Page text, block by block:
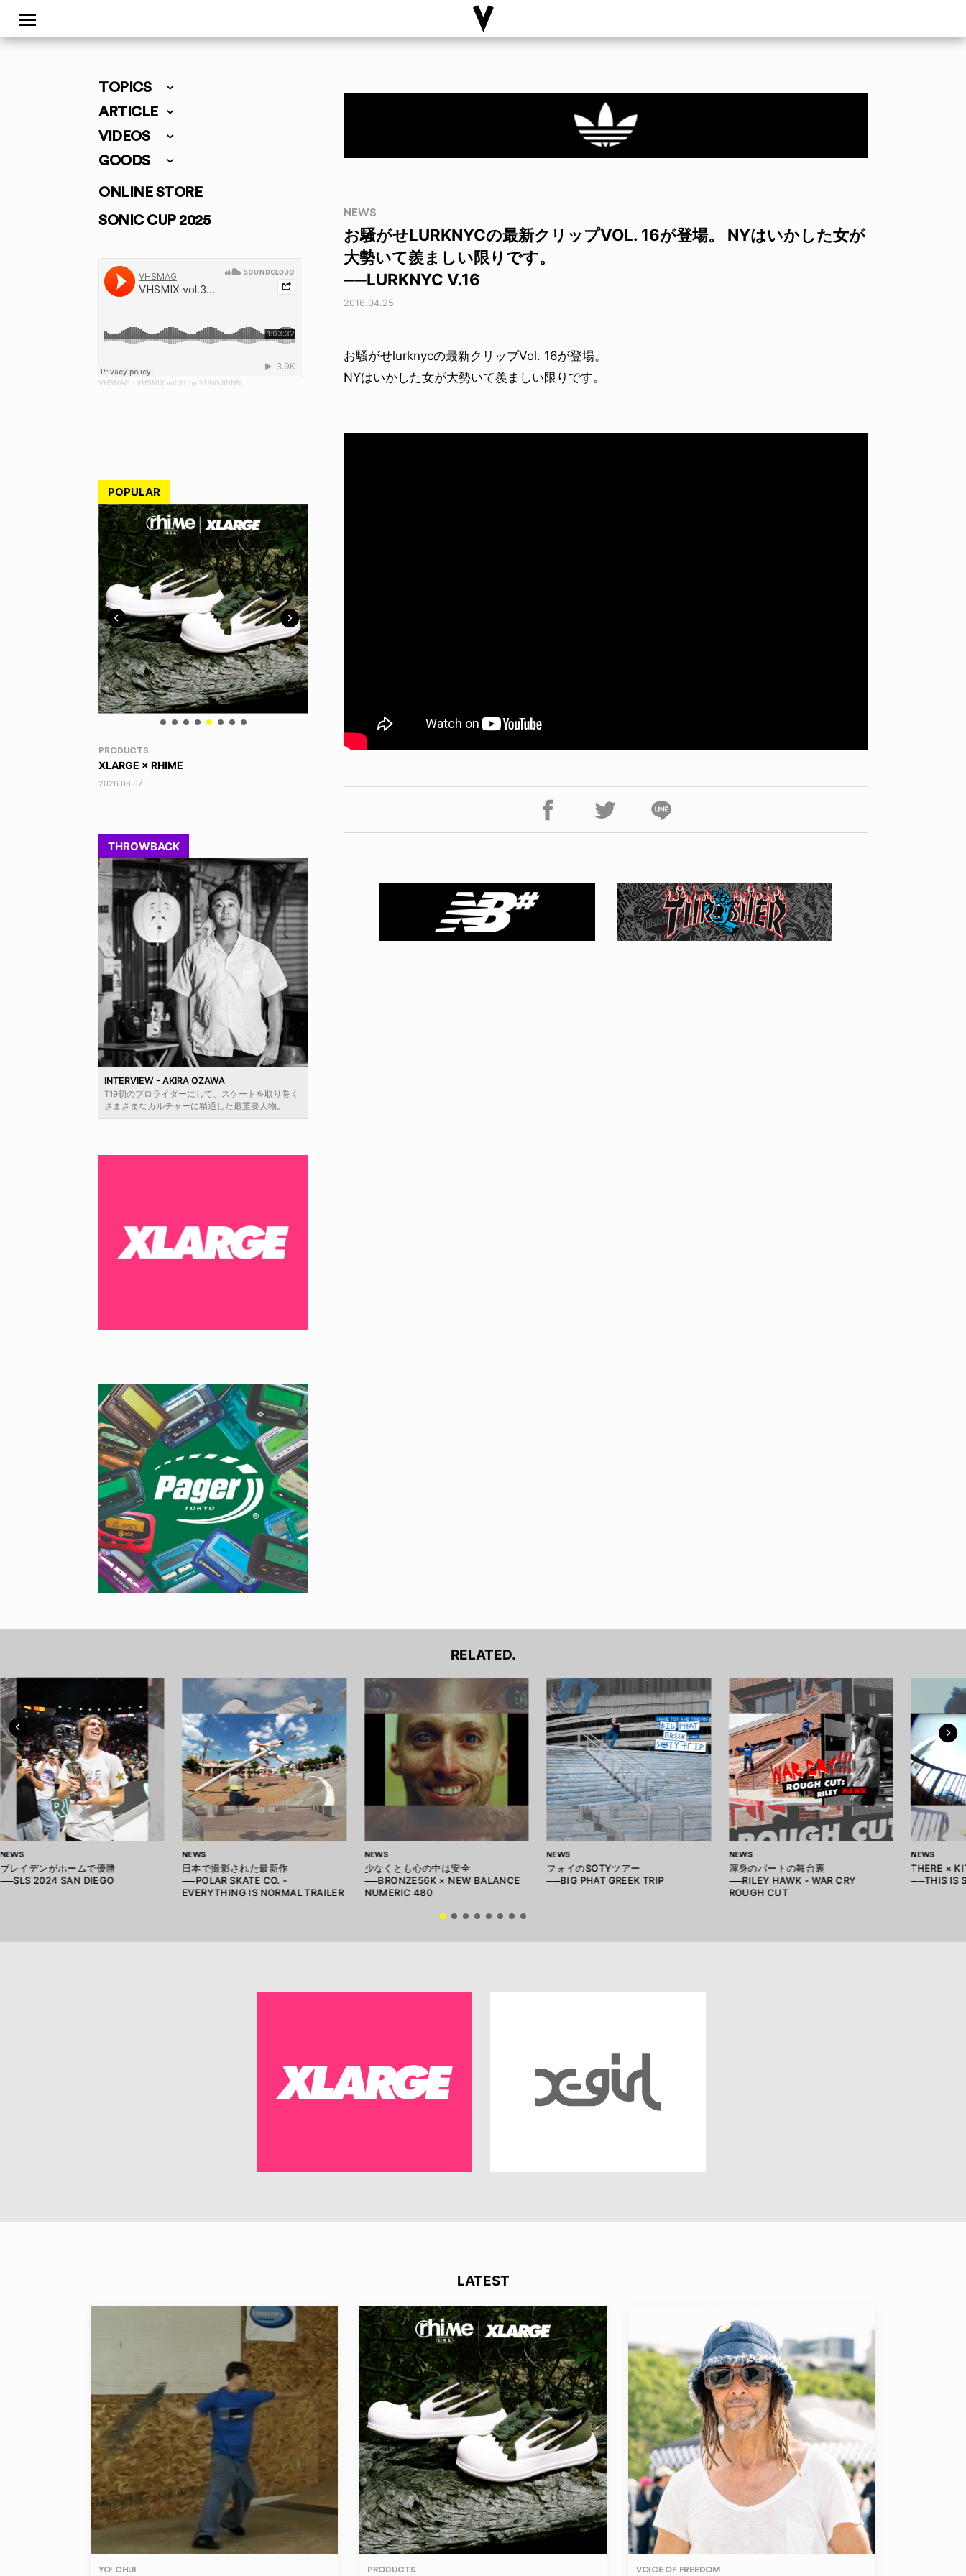
TOPICS
ARTICLE
VIDEOS
GOODS
ONLINE STORE
SONIC CUP 2025
VHSMAG · VHSMIX vol.31 by YUNGJINNN
POPULAR
RANDOM
DINOSAUR JR.
2026.08.06
VOICE OF FREEDOM VOICE OF FREEDOM
2021.09.02
ID
2026.08.05
THROWBACK
INTERVIEW - AKIRA OZAWA
T19初のプロライダーにして、スケートを取り巻く
さまざまなカルチャーに精通した最重要人物。
NEWS
お騒がせLURKNYCの最新クリップVOL. 16が登場。 NYはいかした女が
大勢いて羨ましい限りです。
──LURKNYC V.16
2016.04.25
お騒がせlurknycの最新クリップVol. 16が登場。
NYはいかした女が大勢いて羨ましい限りです。
RELATED.
NEWS
ブレイデンがホームで優勝
──SLS 2024 SAN DIEGO
NEWS
日本で撮影された最新作
──POLAR SKATE CO. -
EVERYTHING IS NORMAL TRAILER
NEWS
少なくとも心の中は安全
──BRONZE56K × NEW BALANCE
NUMERIC 480
NEWS
フォイのSOTYツアー
──BIG PHAT GREEK TRIP
NEWS
渾身のパートの舞台裏
──RILEY HAWK - WAR CRY
ROUGH CUT
NEWS
THERE ×
──THIS IS
LATEST
YO! CHUI PRODUCTS VOICE OF FREEDOM